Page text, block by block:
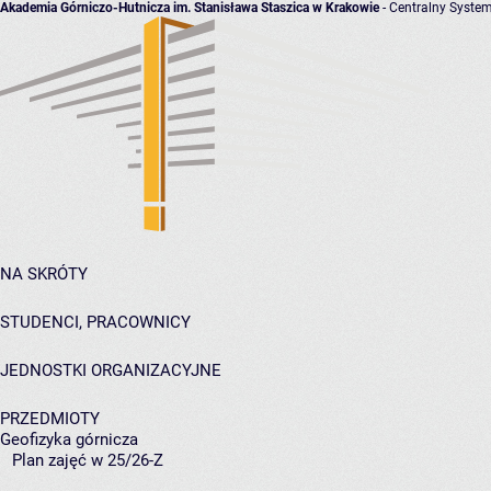
Akademia Górniczo-Hutnicza im. Stanisława Staszica w Krakowie- Centralny
NA SKRÓTY
STUDENCI, PRACOWNICY
JEDNOSTKI ORGANIZACYJNE
PRZEDMIOTY
Geofizyka górnicza
Plan zajęć w 25/26-Z